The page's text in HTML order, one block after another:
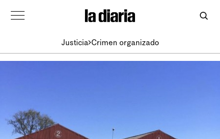
Justicia Crimen organizado